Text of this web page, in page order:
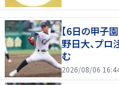
【6日の甲子
野日大、プ
む
2026/08/06